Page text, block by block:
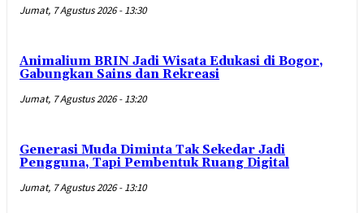
Jumat, 7 Agustus 2026 - 13:30
Animalium BRIN Jadi Wisata Edukasi di Bogor,
Gabungkan Sains dan Rekreasi
Jumat, 7 Agustus 2026 - 13:20
Generasi Muda Diminta Tak Sekedar Jadi
Pengguna, Tapi Pembentuk Ruang Digital
Jumat, 7 Agustus 2026 - 13:10